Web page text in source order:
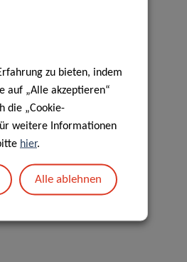
zu bieten, indem
auf „Alle akzeptieren“
die „Cookie-
weitere Informationen
hier.
Alle ablehnen